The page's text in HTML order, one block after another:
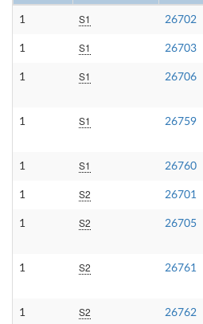
1 S1 26702
1 S1 26703
1 S1 26706
1 S1 26759
1 S1 26760
1 S2 26701
1 S2 26705
1 S2 26761
1 S2 26762